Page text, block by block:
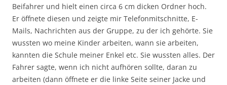
Beifahrer und hielt einen circa 6 cm dicken Ordner hoch.
Er öffnete diesen und zeigte mir Telefonmitschnitte, E-
Mails, Nachrichten aus der Gruppe, zu der ich gehörte. Sie
wussten wo meine Kinder arbeiten, wann sie arbeiten,
kannten die Schule meiner Enkel etc. Sie wussten alles. Der
Fahrer sagte, wenn ich nicht aufhören sollte, daran zu
arbeiten (dann öffnete er die linke Seite seiner Jacke und